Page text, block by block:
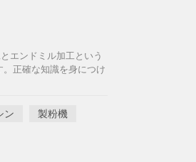
エンドミル加工という
正確な知識を身につけ
ン
製粉機